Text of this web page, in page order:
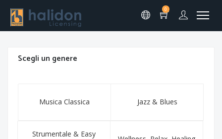
0
Scegli un genere
Musica Classica Jazz & Blues
Strumentale & Easy